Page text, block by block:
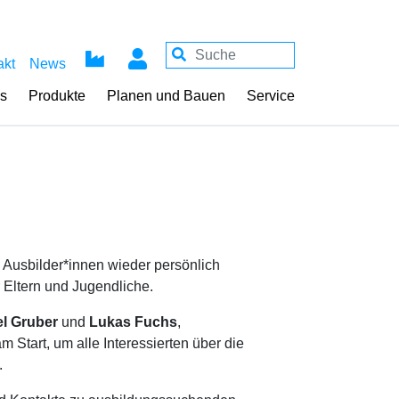
News
Produkte Planen und Bauen Service
wieder persönlich
und Jugendliche.
Gruber und Lukas Fuchs,
Start, um alle Interessierten über die